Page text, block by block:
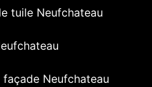
tuile Neufchateau
Neufchateau